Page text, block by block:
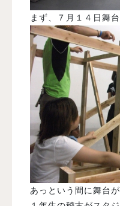
まず、７月１４日舞
あっという間に舞台が